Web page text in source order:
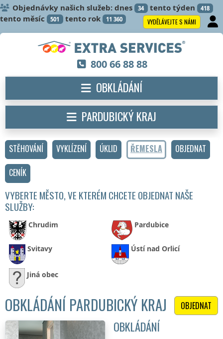
Objednávky našich služeb: dnes 34 tento týden 418
tento měsíc 501 tento rok 11 360 VYDĚLÁVEJTE S NÁMI
STĚHOVÁNÍ VYKLÍZENÍ ÚKLID ŘEMESLA
OBJEDNAT
CENÍK
VYBERTE MĚSTO, VE KTERÉM CHCETE OBJEDNAT NAŠE
SLUŽBY:
Chrudim Pardubice
Svitavy Ústí nad Orlicí
Jiná obec
OBJEDNAT
OBKLÁDÁNÍ PARDUBICKÝ KRAJ
OBKLÁDÁNÍ
800 66 88 88
OBKLÁDÁNÍ
PARDUBICKÝ KRAJ